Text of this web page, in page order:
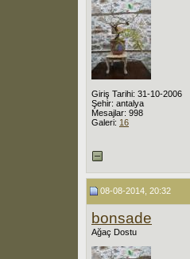
Giriş Tarihi: 31-10-2006
Şehir: antalya
Mesajlar: 998
Galeri: 16
08-08-2014, 20:32
bonsade
Ağaç Dostu